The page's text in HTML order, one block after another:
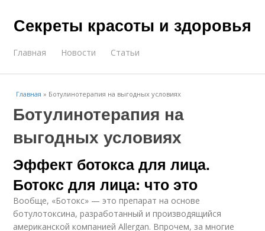
Секреты красоты и здоровья
Главная Новости Статьи
Главная » Ботулинотерапия на выгодных условиях
Ботулинотерапия на
выгодных условиях
Эффект ботокса для лица.
Ботокс для лица: что это
Вообще, «Ботокс» — это препарат на основе
ботулотоксина, разработанный и производящийся
американской компанией Allergan. Впрочем, за многие